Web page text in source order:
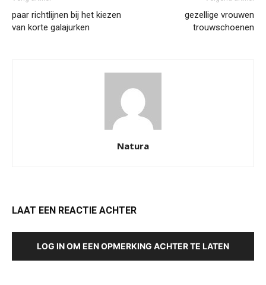
paar richtlijnen bij het kiezen
van korte galajurken
gezellige vrouwen
trouwschoenen
Natura
LAAT EEN REACTIE ACHTER
LOG IN OM EEN OPMERKING ACHTER TE LATEN